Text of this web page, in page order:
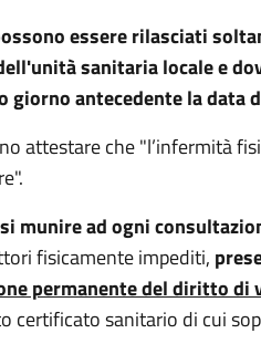
essere rilasciati
sanitaria locale e
giorno antecedente la data
attestare che "l’infermità
munire ad ogni
fisicamente impediti,
permanente del diritto
certificato sanitario di cui